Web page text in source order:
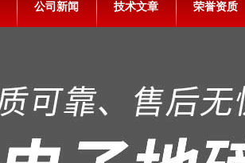
公司新闻 技术文章 荣誉资质